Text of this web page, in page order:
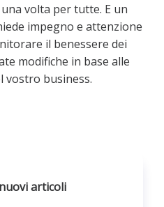
volta per tutte. E un
impegno e attenzione
il benessere dei
modifiche in base alle
vostro business.
articoli